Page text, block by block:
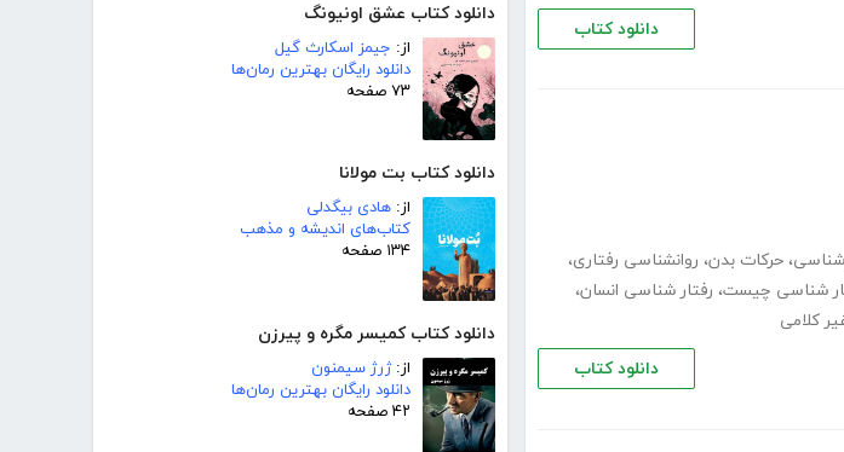
دانلود کتاب عشق اونیونگ
از: جیمز اسکارث گیل
دانلود رایگان بهترین رمان‌ها
۷۳ صفحه
دانلود کتاب بت مولانا
از: هادی بیگدلی
کتاب‌های اندیشه و مذهب
۱۳۴ صفحه
دانلود کتاب کمیسر مگره و پیرزن
از:ژرژ سیمنون
دانلود رایگان بهترین رمان‌ها
۴۲ صفحه
دانلود کتاب
شناسی، حرکات بدن، روانشناسی رفتاری،
شناسی چیست، رفتار شناسی انسان،
کلامی
دانلود کتاب